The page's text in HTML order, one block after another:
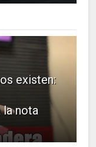
existen:
nota